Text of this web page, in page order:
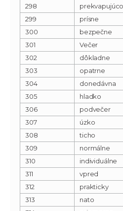
298 prekvapujúco
299
prísne
300
bezpečne
301
Večer
302
dôkladne
303
opatrne
304
donedávna
305
hladko
306
podvečer
307
úzko
308
ticho
309
normálne
310
individuálne
311
vpred
312
prakticky
313
nato